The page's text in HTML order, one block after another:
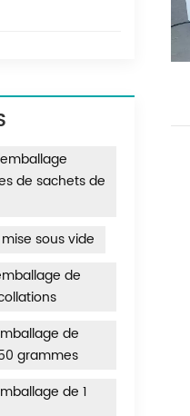
de sachets de
sous vide
de
de
grammes
de 1